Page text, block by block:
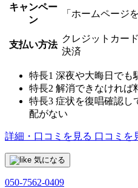
キャンペー
ン
「ホームページ
支払い方法
クレジットカー
決済
特長1 深夜や大晦日でも
特長2 解消できなければ
特長3 症状を復唱確認し
配がない
詳細・口コミを見る 口コミを
気になる
050-7562-0409